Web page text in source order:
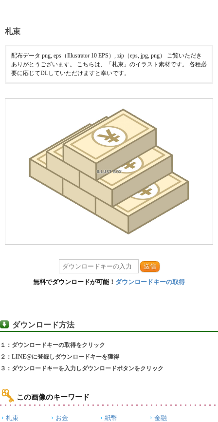
札束
配布データ png, eps（Illustrator 10 EPS）, zip（eps, jpg, png） ご覧いただき
ありがとうございます。 こちらは、「札束」のイラスト素材です。 各種必
要に応じてDLしていただけますと幸いです。
送信
無料でダウンロードが可能！ ダウンロードキーの取得
ダウンロード方法
１：ダウンロードキーの取得をクリック
２：LINE@に登録しダウンロードキーを獲得
３：ダウンロードキーを入力しダウンロードボタンをクリック
この画像のキーワード
札束 お金 紙幣
金融